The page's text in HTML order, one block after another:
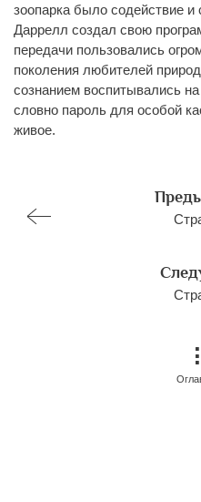
зоопарка было содействие и
Даррелл создал свою
передачи пользовались
поколения любителей
сознанием воспитывались
словно пароль для особой
живое.